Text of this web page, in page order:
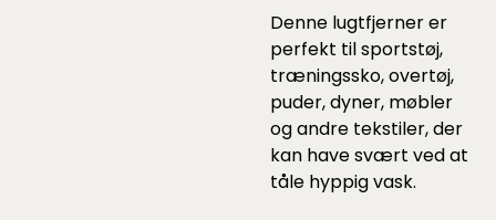
Denne lugtfjerner er
perfekt til sportstøj,
træningssko, overtøj,
puder, dyner, møbler
og andre tekstiler, der
kan have svært ved at
tåle hyppig vask.